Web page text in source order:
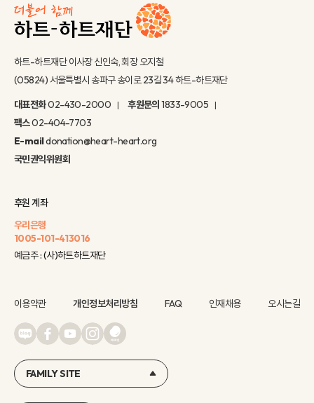
하트-하트재단 이사장 신인숙, 회장 오지철
(05824) 서울특별시 송파구 송이로 23길 34 하트-하트재단
대표전화02-430-2000 후원문의 1833-9005
팩스02-404-7703
E-maildonation@heart-heart.org
국민권익위원회
후원 계좌
우리은행
1005-101-413016
예금주 : (사)하트하트재단
이용약관 개인정보처리방침 FAQ 인재채용 오시는길
FAMILY SITE